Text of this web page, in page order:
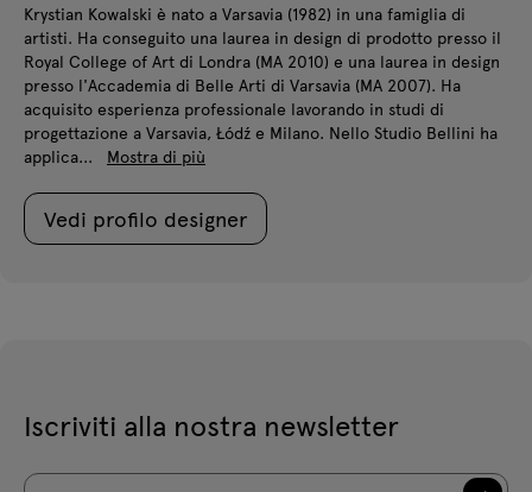
Krystian Kowalski è nato a Varsavia (1982) in una famiglia di
artisti. Ha conseguito una laurea in design di prodotto presso il
Royal College of Art di Londra (MA 2010) e una laurea in design
presso l'Accademia di Belle Arti di Varsavia (MA 2007). Ha
acquisito esperienza professionale lavorando in studi di
progettazione a Varsavia, Łódź e Milano. Nello Studio Bellini ha
applica...
Mostra di più
Vedi profilo designer
Iscriviti alla nostra newsletter